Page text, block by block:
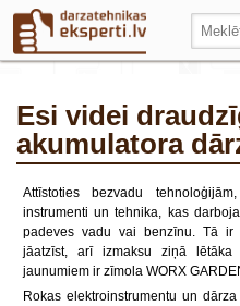
Esi videi draudzīgs ar
akumulatora
Attīstoties bezvadu
instrumenti un tehnika, kas
padeves vadu vai benzīnu. Tā ir
jāatzīst, arī izmaksu ziņā lētāka
jaunumiem ir zīmola WORX
Rokas elektroinstrumentu un